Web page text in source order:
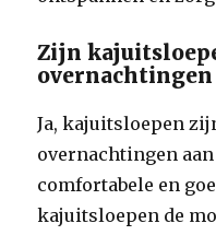
Zijn
overnachtingen
Ja, kajuitsloepen
overnachtingen
comfortabele en
kajuitsloepen de